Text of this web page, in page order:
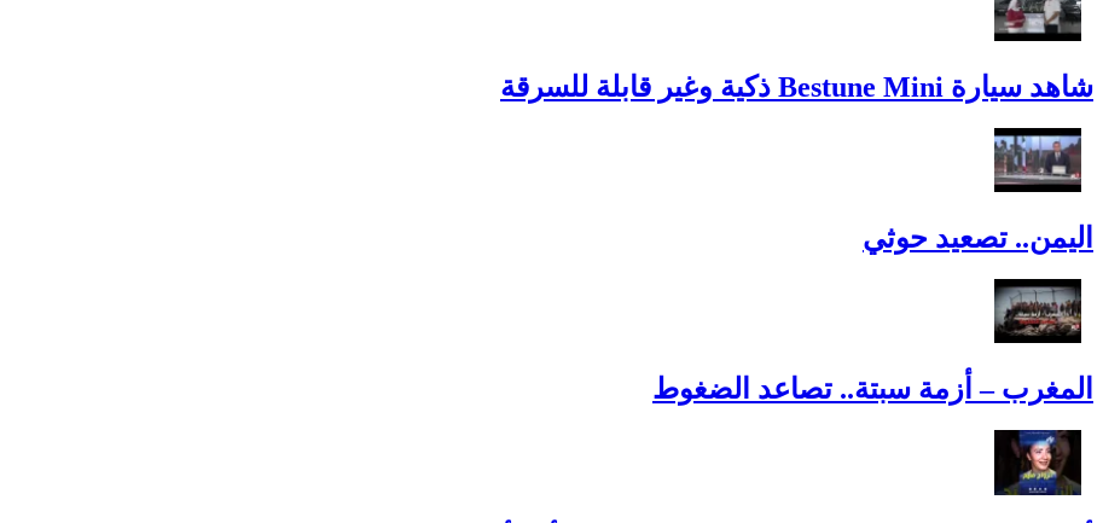
شاهد سيارة Bestune Mini ذكية وغير قابلة للسرقة
اليمن.. تصعيد حوثي
المغرب – أزمة سبتة.. تصاعد الضغوط